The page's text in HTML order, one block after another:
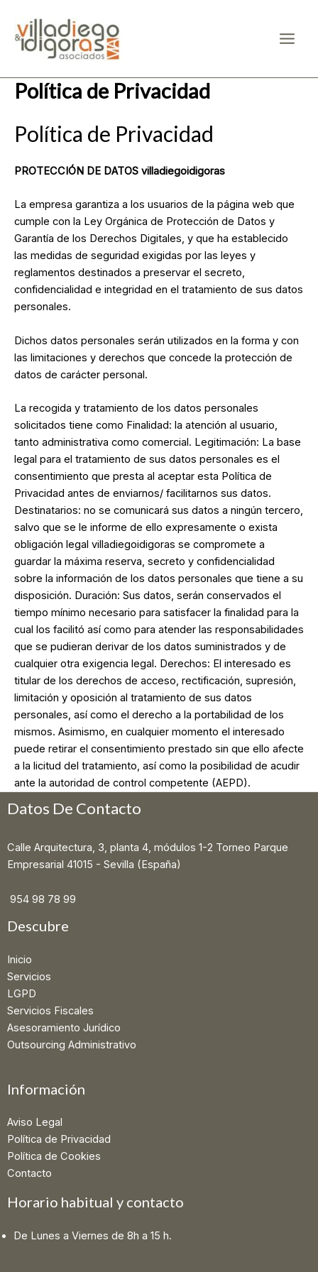
contenido
Política de Privacidad
Política de Privacidad
PROTECCIÓN DE DATOS villadiegoidigoras
La empresa garantiza a los usuarios de la página web que
cumple con la Ley Orgánica de Protección de Datos y
Garantía de los Derechos Digitales, y que ha establecido
las medidas de seguridad exigidas por las leyes y
reglamentos destinados a preservar el secreto,
confidencialidad e integridad en el tratamiento de sus datos
personales.
Dichos datos personales serán utilizados en la forma y con
las limitaciones y derechos que concede la protección de
datos de carácter personal.
La recogida y tratamiento de los datos personales
solicitados tiene como Finalidad: la atención al usuario,
tanto administrativa como comercial. Legitimación: La base
legal para el tratamiento de sus datos personales es el
consentimiento que presta al aceptar esta Política de
Privacidad antes de enviarnos/ facilitarnos sus datos.
Destinatarios: no se comunicará sus datos a ningún tercero,
salvo que se le informe de ello expresamente o exista
obligación legal villadiegoidigoras se compromete a
guardar la máxima reserva, secreto y confidencialidad
sobre la información de los datos personales que tiene a su
disposición. Duración: Sus datos, serán conservados el
tiempo mínimo necesario para satisfacer la finalidad para la
cual los facilitó así como para atender las responsabilidades
que se pudieran derivar de los datos suministrados y de
cualquier otra exigencia legal. Derechos: El interesado es
titular de los derechos de acceso, rectificación, supresión,
limitación y oposición al tratamiento de sus datos
personales, así como el derecho a la portabilidad de los
mismos. Asimismo, en cualquier momento el interesado
puede retirar el consentimiento prestado sin que ello afecte
a la licitud del tratamiento, así como la posibilidad de acudir
ante la autoridad de control competente (AEPD).
Datos De Contacto
Calle Arquitectura, 3, planta 4, módulos 1-2 Torneo Parque
Empresarial 41015 - Sevilla (España)
954 98 78 99
Descubre
Inicio
Servicios
LGPD
Servicios Fiscales
Asesoramiento Jurídico
Outsourcing Administrativo
Información
Aviso Legal
Política de Privacidad
Política de Cookies
Contacto
Horario habitual y contacto
De Lunes a Viernes de 8h a 15 h.